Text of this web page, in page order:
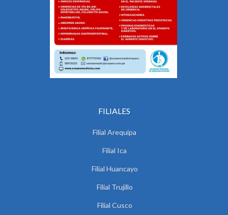
FILIALES
Filial Arequipa
Filial Ica
Filial Huancayo
Filial Trujillo
Filial Cusco